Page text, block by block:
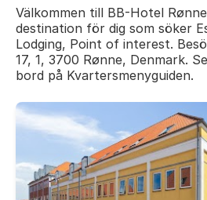
Välkommen till BB-Hotel
destination för dig som söker
Lodging, Point of interest.
17, 1, 3700 Rønne, Denmark.
bord på Kvartersmenyguiden.